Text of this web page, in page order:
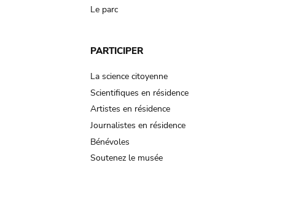
Le parc
PARTICIPER
La science citoyenne
Scientifiques en résidence
Artistes en résidence
Journalistes en résidence
Bénévoles
Soutenez le musée